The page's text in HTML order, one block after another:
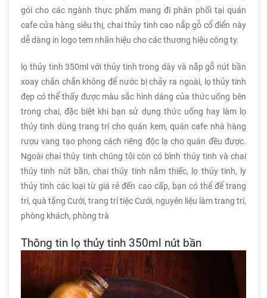
gói cho các ngành thực phẩm mang đi phân phối tại quán
cafe cửa hàng siêu thị, chai thủy tinh cao nắp gỗ cổ điển này
dễ dàng in logo tem nhãn hiệu cho các thương hiệu công ty.
lọ thủy tinh 350ml với thủy tinh trong dày và nắp gỗ nút bần
xoay chắn chắn không để nước bị chảy ra ngoài, lọ thủy tinh
đẹp có thể thấy được màu sắc hình dáng của thức uống bên
trong chai, đặc biệt khi bạn sử dụng thức uống hay làm lọ
thủy tinh dùng trang trí cho quán kem, quán cafe nhà hàng
rượu vang tạo phong cách riêng độc lạ cho quán đều được.
Ngoài chai thủy tinh chúng tôi còn có bình thủy tinh và chai
thủy tinh nút bần, chai thủy tinh nắm thiếc, lọ thủy tinh, ly
thủy tinh các loại từ giá rẻ đến cao cấp, bạn có thể để trang
trí, quà tặng Cưới, trang trí tiệc Cưới, nguyên liệu làm trang trí,
phòng khách, phòng trà
Thông tin lọ thủy tinh 350ml nút bần